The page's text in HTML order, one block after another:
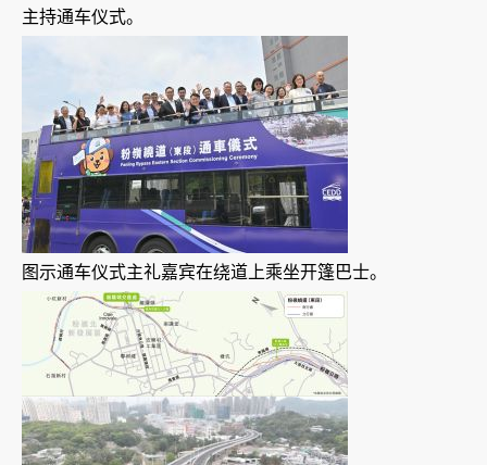
主持通车仪式。
图示通车仪式主礼嘉宾在绕道上乘坐开篷巴士。